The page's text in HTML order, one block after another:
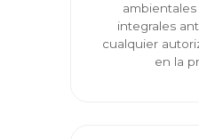
integrales
cualquier
en la